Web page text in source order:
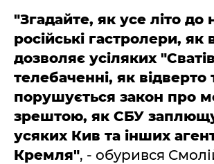
"Згадайте, як усе літо до
російські гастролери, як
дозволяє усіляких
телебаченні, як відверто
порушується закон про
зрештою, як СБУ
усяких Кив та інших
Кремля", - обурився